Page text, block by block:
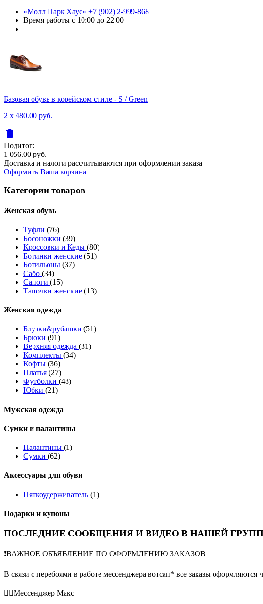
«Молл Парк Хаус» +7 (902) 2-999-868
Время работы с 10:00 до 22:00
Базовая обувь в корейском стиле - S / Green
2 x 480.00 руб.
delete
Подитог:
1 056.00 руб.
Доставка и налоги рассчитываются при оформлении заказа
Оформить Ваша корзина
Категории товаров
Женcкая обувь
Туфли (76)
Босоножки (39)
Кроссовки и Кеды (80)
Ботинки женские (51)
Ботильоны (37)
Сабо (34)
Сапоги (15)
Тапочки женские (13)
Женская одежда
Блузки&рубашки (51)
Брюки (91)
Верхняя одежда (31)
Комплекты (34)
Кофты (36)
Платья (27)
Футболки (48)
Юбки (21)
Мужская одежда
Сумки и палантины
Палантины (1)
Сумки (62)
Аксессуары для обуви
Пяткоудерживатель (1)
Подарки и купоны
ПОСЛЕДНИЕ СООБЩЕНИЯ И ВИДЕО В НАШЕЙ
❗️ВАЖНОЕ ОБЪЯВЛЕНИЕ ПО ОФОРМЛЕНИЮ ЗАКАЗОВ
В связи с перебоями в работе мессенджера вотсап* все заказы оформляются
👉🏻Мессенджер Макс